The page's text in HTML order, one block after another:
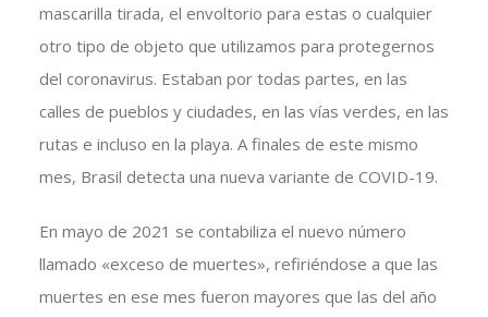
mascarilla tirada, el envoltorio para estas o cualquier
otro tipo de objeto que utilizamos para protegernos
del coronavirus. Estaban por todas partes, en las
calles de pueblos y ciudades, en las vías verdes, en las
rutas e incluso en la playa. A finales de este mismo
mes, Brasil detecta una nueva variante de COVID-19.
En mayo de 2021 se contabiliza el nuevo número
llamado «exceso de muertes», refiriéndose a que las
muertes en ese mes fueron mayores que las del año